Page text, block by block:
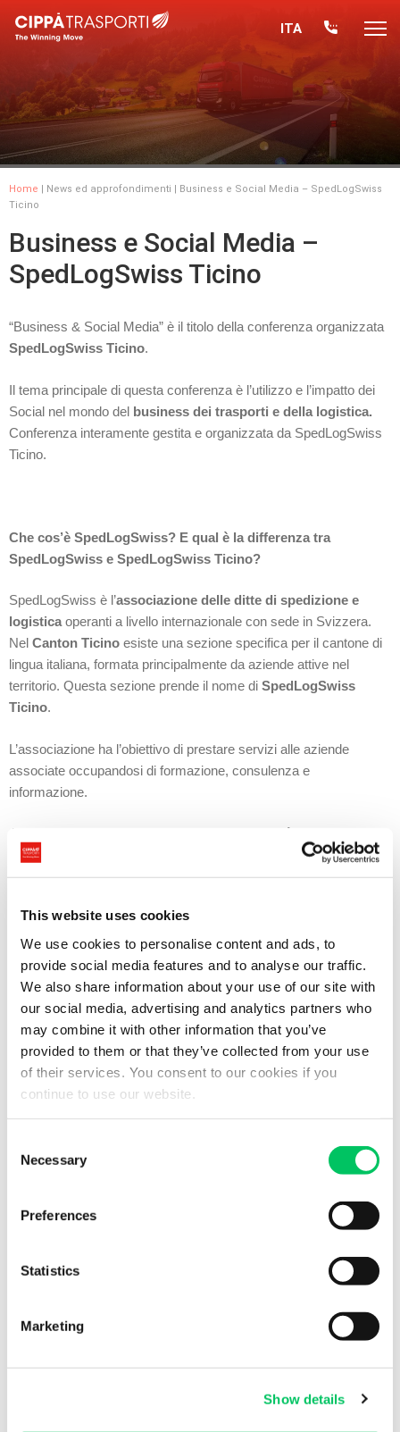
This website uses cookies
We use cookies to personalise content and ads, to
provide social media features and to analyse our traffic.
We also share information about your use of our site with
our social media, advertising and analytics partners who
may combine it with other information that you’ve
provided to them or that they’ve collected from your use
of their services. You consent to our cookies if you
continue to use our website.
Selection
Necessary
Preferences
Statistics
Marketing
Show details
ITA
Home News ed approfondimenti | Business e Social Media – SpedLogSwiss
Ticino
Business e Social Media –
SpedLogSwiss Ticino
“Business & Social Media” è il titolo della conferenza organizzata
SpedLogSwiss Ticino.
Il tema principale di questa conferenza è l’utilizzo e l’impatto dei
Social nel mondo del business dei trasporti e della logistica.
Conferenza interamente gestita e organizzata da SpedLogSwiss
Ticino.
Che cos’è SpedLogSwiss? E qual è la differenza tra
SpedLogSwiss e SpedLogSwiss Ticino?
SpedLogSwiss è l’associazione delle ditte di spedizione e
logistica operanti a livello internazionale con sede in Svizzera.
Nel Canton Ticino esiste una sezione specifica per il cantone di
lingua italiana, formata principalmente da aziende attive nel
territorio. Questa sezione prende il nome di SpedLogSwiss
Ticino.
L’associazione ha l’obiettivo di prestare servizi alle aziende
associate occupandosi di formazione, consulenza e
informazione.
A livello internazionale, SpedLogSwiss, conta
più di 300 aziende
del settore
suddivise in 8
sezioni distinte, tra cui SpedLogSwiss Ticino.
Per maggiori informazioni su SpedLogSwiss Ticino, visita il sito
web:spedlogswissticino.com
La conferenza Business & Social Media – This is the moment
La conferenza, organizzata dalla sezione ticinese di
stanno avendo sui nostri comportamenti e l’efficacia
comunicazione
delleconnessioni digitali
recensioni e feedback
Queste tematiche importanti ci spingono come azienda, ma
social media.
del funzionamento di questi